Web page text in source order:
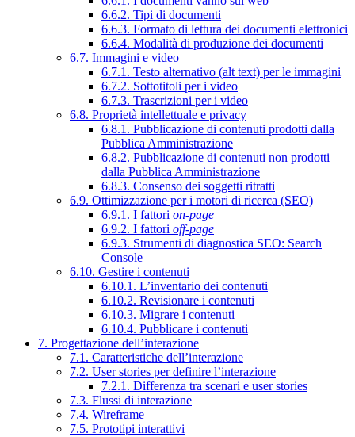
6.6.2. Tipi di documenti
6.6.3. Formato di lettura dei documenti elettronici
6.6.4. Modalità di produzione dei documenti
6.7. Immagini e video
6.7.1. Testo alternativo (alt text) per le immagini
6.7.2. Sottotitoli per i video
6.7.3. Trascrizioni per i video
6.8. Proprietà intellettuale e privacy
6.8.1. Pubblicazione di contenuti prodotti dalla
Pubblica Amministrazione
6.8.2. Pubblicazione di contenuti non prodotti
dalla Pubblica Amministrazione
6.8.3. Consenso dei soggetti ritratti
6.9. Ottimizzazione per i motori di ricerca (SEO)
6.9.1. I fattori on-page
6.9.2. I fattori off-page
6.9.3. Strumenti di diagnostica SEO: Search
Console
6.10. Gestire i contenuti
6.10.1. L’inventario dei contenuti
6.10.2. Revisionare i contenuti
6.10.3. Migrare i contenuti
6.10.4. Pubblicare i contenuti
7. Progettazione dell’interazione
7.1. Caratteristiche dell’interazione
7.2. User stories per definire l’interazione
7.2.1. Differenza tra scenari e user stories
7.3. Flussi di interazione
7.4. Wireframe
7.5. Prototipi interattivi